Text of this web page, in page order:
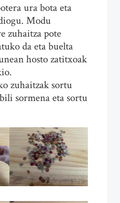
ura bota eta
Modu
zuhaitza pote
da eta buelta
hosto zatitxoak
zuhaitzak sortu
sormena eta sortu